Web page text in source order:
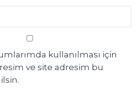
kullanılması için
ve site adresim bu